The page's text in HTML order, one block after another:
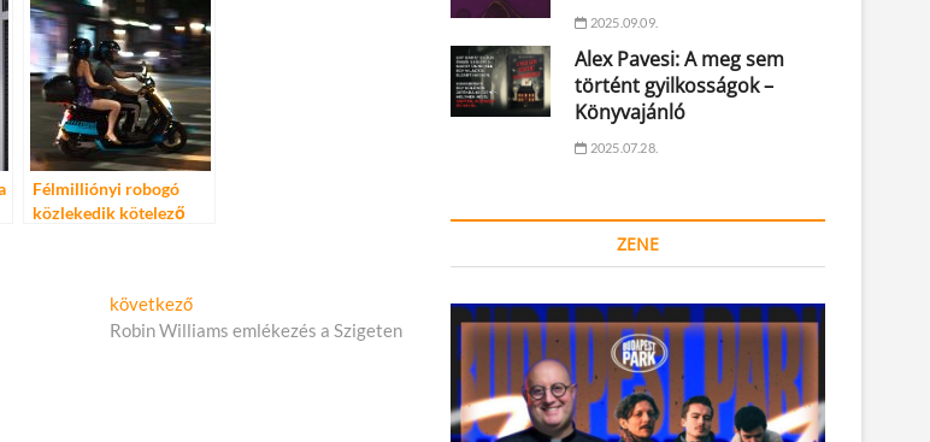
Félmilliónyi robogó
közlekedik kötelező
következőKövetkező
cikk:
Robin Williams emlékezés a Szigeten
2025.09.09.
Alex Pavesi: A meg sem
történt gyilkosságok –
Könyvajánló
2025.07.28.
ZENE